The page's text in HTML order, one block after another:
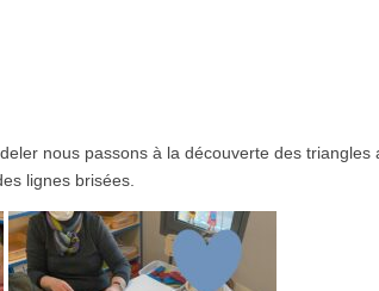
nous passons à la découverte des triangles
lignes brisées.